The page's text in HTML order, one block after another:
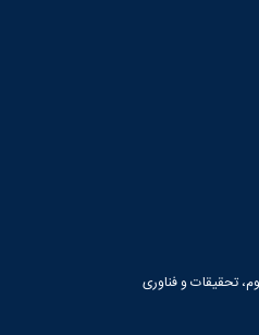
تحقیقات و فناوری